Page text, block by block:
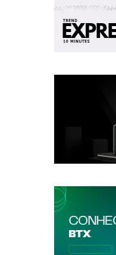
Acid Bonding
Coloração
BTX -